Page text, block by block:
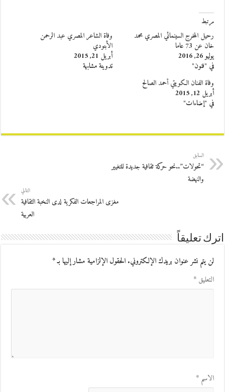
مرتبط
رحيل المخرج السينمائي المصري محمد
خان عن 73 عاما
يوليو 26, 2016
في "فنون"
وفاة الشاعر المصري عبد الرحمن
الأبنودي
أبريل 21, 2015
تدوينة مشابهة
وفاة الفنان الكويتي أحمد الصالح
أبريل 12, 2015
في "إضاءات"
السابق
“تحولات”..نحو حركة ثقافية جديدة للتغيير
والنهضة
التالي
مغزى المراجعات الفكرية لدى النخبة الثقافية
العربية
اترك تعليقاً
لن يتم نشر عنوان بريدك الإلكتروني.الحقول الإلزامية مشار إليها بـ*
التعليق*
الاسم*